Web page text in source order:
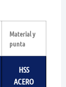
Material y
punta
HSS
ACERO